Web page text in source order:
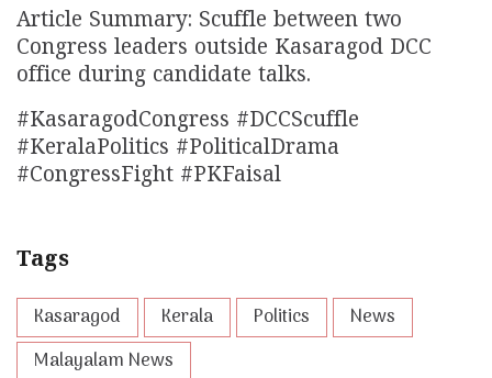
Article Summary: Scuffle between two
Congress leaders outside Kasaragod DCC
office during candidate talks.
#KasaragodCongress #DCCScuffle
#KeralaPolitics #PoliticalDrama
#CongressFight #PKFaisal
Tags
Kasaragod Kerala Politics
News
Malayalam News